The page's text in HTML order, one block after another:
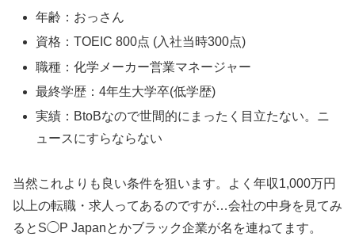
年齢：おっさん
資格：TOEIC 800点 (入社当時300点)
職種：化学メーカー営業マネージャー
最終学歴：4年生大学卒(低学歴)
実績：BtoBなので世間的にまったく目立たない。ニ
ュースにすらならない
当然これよりも良い条件を狙います。よく年収1,000万円
以上の転職・求人ってあるのですが…会社の中身を見てみ
るとS◯P Japanとかブラック企業が名を連ねてます。